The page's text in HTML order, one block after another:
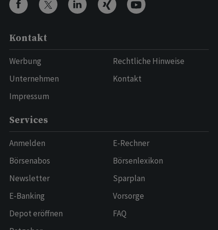
Kontakt
Werbung
Unternehmen
Impressum
Rechtliche Hinweise
Kontakt
Services
Anmelden
Börsenabos
Newsletter
E-Banking
Depot eröffnen
E-Rechner
Börsenlexikon
Sparplan
Vorsorge
FAQ